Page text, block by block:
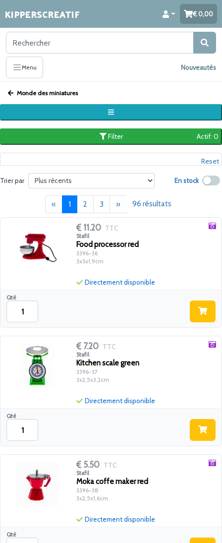
KIPPERSCREATIF 0,00
Menu Nouveautés
Monde des miniatures
Filter Actif: 0
Reset
Trier par En stock
«Précédent
1(current)
2 3 »Suivant96 résultats
11.20 TTC
Stafil
Food processor red
3396-36
3x3x1,9cm
Qté
Directement disponible
7.20 TTC
Stafil
Kitchen scale green
3396-37
3x2,5x3,2cm
Qté
Directement disponible
5.50 TTC
Stafil
Moka coffe maker red
3396-38
3x2,5x1,6cm
Qté
Directement disponible